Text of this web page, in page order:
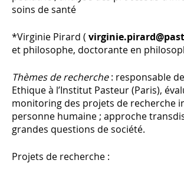
soins de santé
*Virginie Pirard (
et philosophe, doctorante en
Thèmes de recherche: responsable
Ethique à l’Institut Pasteur (Paris),
monitoring des projets de recherche
personne humaine ; approche
grandes questions de société.
Projets de recherche :